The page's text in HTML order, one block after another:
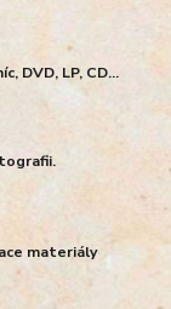
DVD, LP, CD...
materiály